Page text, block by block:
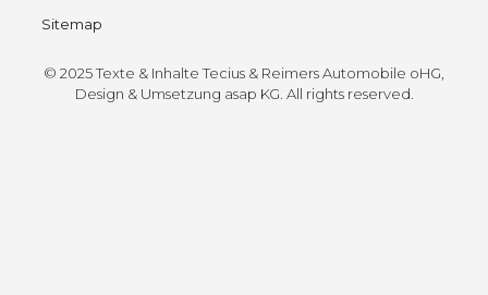
Sitemap
© 2025 Texte & Inhalte Tecius & Reimers Automobile oHG,
Design & Umsetzung asap KG . All rights reserved.